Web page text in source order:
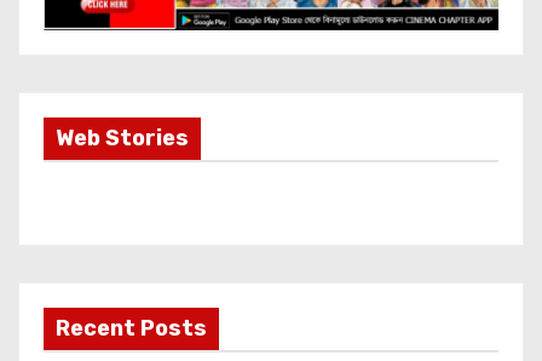
Web StoriesMost Important
Info about
Recent Posts